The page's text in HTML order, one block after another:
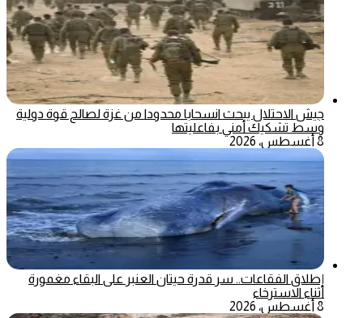
جيش الاحتلال يبحث انسحابا محدودا من غزة لصالح قوة دولية
وسط تشكيك أمني بفاعليتها
8 أغسطس، 2026
إطلاق الفقاعات.. سر قدرة حيتان العنبر على البقاء مغمورة
أثناء الاسترخاء
8 أغسطس، 2026